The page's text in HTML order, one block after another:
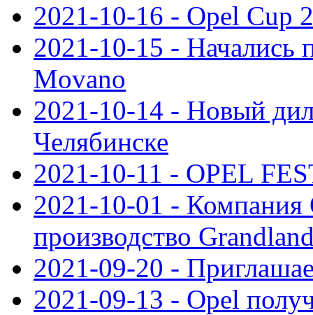
2021-10-16 - Opel Cup
2021-10-15 - Начались
Movano
2021-10-14 - Новый
Челябинске
2021-10-11 - OPEL
2021-10-01 - Компания
производство
2021-09-20 -
2021-09-13 - Opel